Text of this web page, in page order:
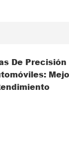
De Precisión